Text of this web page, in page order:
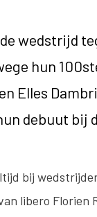
wedstrijd
hun
Elles
debuut bij
bij
libero Florien